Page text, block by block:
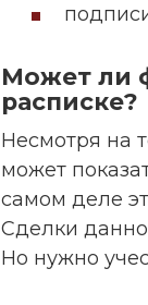
Может ли
расписке?
Несмотря на
может
самом деле
Сделки
Но нужно